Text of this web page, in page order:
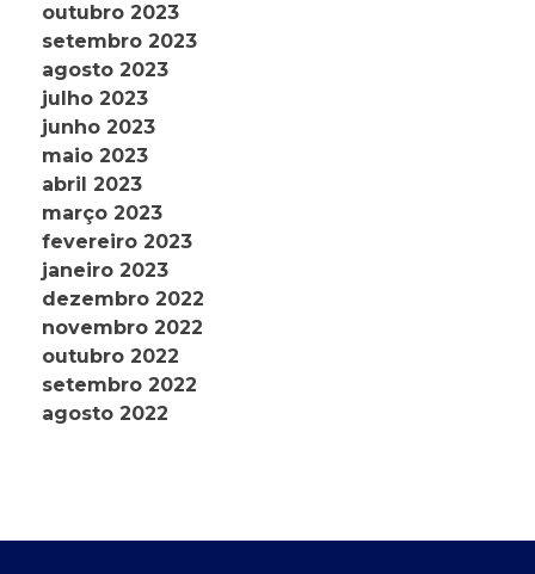
outubro 2023
setembro 2023
agosto 2023
julho 2023
junho 2023
maio 2023
abril 2023
março 2023
fevereiro 2023
janeiro 2023
dezembro 2022
novembro 2022
outubro 2022
setembro 2022
agosto 2022